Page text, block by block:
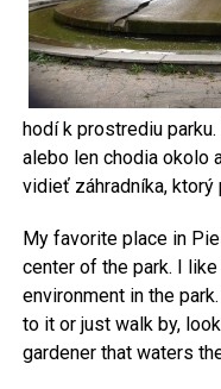
hodí k prostrediu
alebo len chodia okolo
vidieť záhradníka, ktorý
My favorite place in
center of the park. I
environment in the
to it or just walk by,
gardener that waters